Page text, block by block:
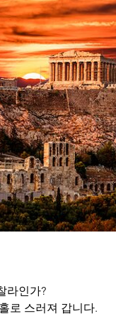
라인가?
로 스러져 갑니다.